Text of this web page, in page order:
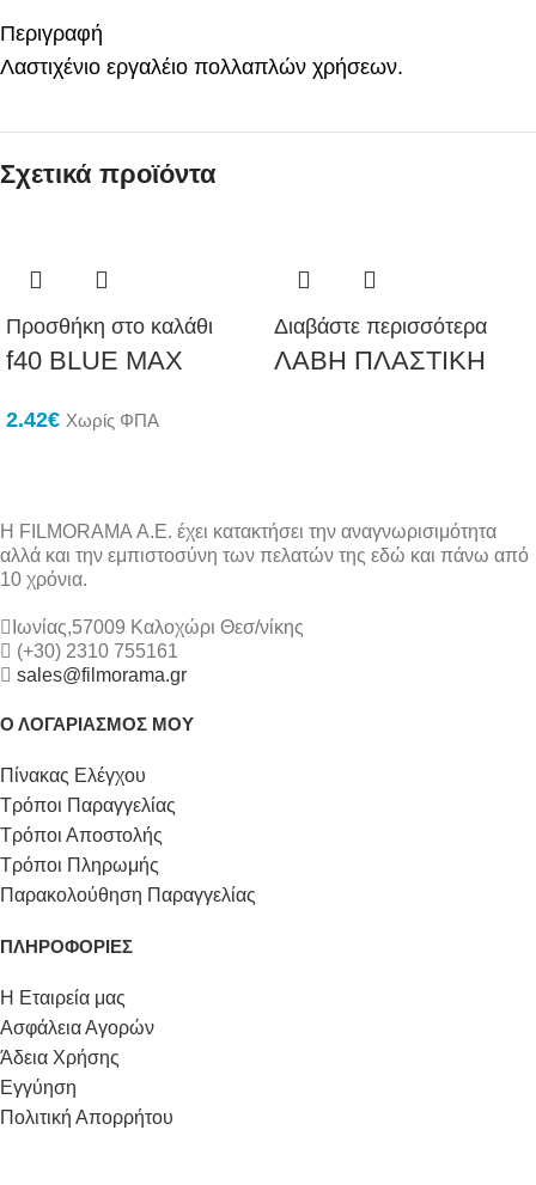
Περιγραφή
Λαστιχένιο εργαλέιο πολλαπλών χρήσεων.
Σχετικά προϊόντα
Προσθήκη στο καλάθι
f40 BLUE MAX
2.42€ Χωρίς ΦΠΑ
Διαβάστε περισσότερα
ΛΑΒΗ ΠΛΑΣΤΙΚΗ
Η FILMORAMA Α.Ε. έχει κατακτήσει την αναγνωρισιμότητα
αλλά και την εμπιστοσύνη των πελατών της εδώ και πάνω από
10 χρόνια.
Ιωνίας,57009 Καλοχώρι Θεσ/νίκης
(+30) 2310 755161
sales@filmorama.gr
Ο ΛΟΓΑΡΙΑΣΜΟΣ ΜΟΥ
Πίνακας Ελέγχου
Τρόποι Παραγγελίας
Τρόποι Αποστολής
Τρόποι Πληρωμής
Παρακολούθηση Παραγγελίας
ΠΛΗΡΟΦΟΡΙΕΣ
Η Εταιρεία μας
Ασφάλεια Αγορών
Άδεια Χρήσης
Εγγύηση
Πολιτική Απορρήτου